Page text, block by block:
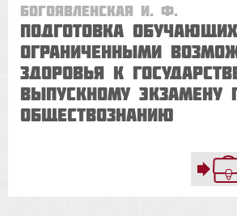
Богоявленская И. Ф.
Подготовка
ограниченными
здоровья к
выпускному экзамену
обществознанию